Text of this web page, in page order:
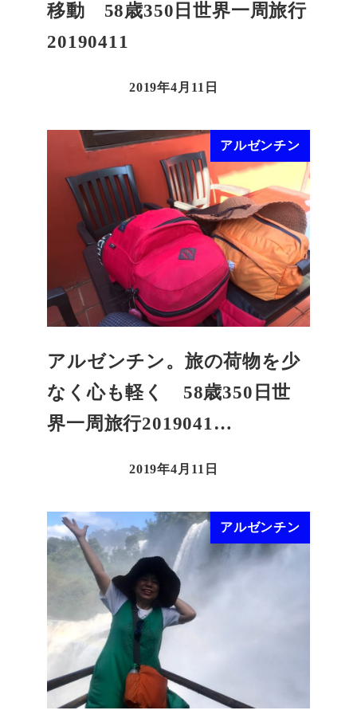
移動 58歳350日世界一周旅行
20190411
2019年4月11日
アルゼンチン
アルゼンチン。旅の荷物を少
なく心も軽く 58歳350日世
界一周旅行2019041…
2019年4月11日
アルゼンチン